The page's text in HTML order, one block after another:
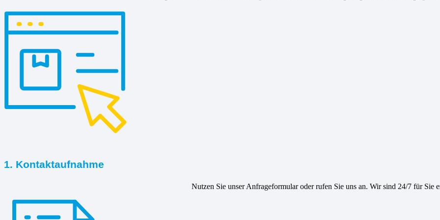
1. Kontaktaufnahme
Nutzen Sie unser Anfrageformular oder rufen Sie uns an. Wir sind 24/7 für Sie